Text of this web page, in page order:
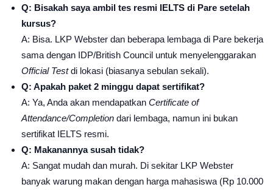
Q: Bisakah saya ambil tes resmi IELTS di Pare setelah
kursus?
A: Bisa. LKP Webster dan beberapa lembaga di Pare bekerja
sama dengan IDP/British Council untuk menyelenggarakan
Official Testdi lokasi (biasanya sebulan sekali).
Q: Apakah paket 2 minggu dapat sertifikat?
A: Ya, Anda akan mendapatkan Certificate of
Attendance/Completion dari lembaga, namun ini bukan
sertifikat IELTS resmi.
Q: Makanannya susah tidak?
A: Sangat mudah dan murah. Di sekitar LKP Webster
banyak warung makan dengan harga mahasiswa (Rp 10.000